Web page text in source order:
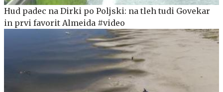
Hud padec na Dirki po Poljski: na tleh tudi Govekar
in prvi favorit Almeida #video